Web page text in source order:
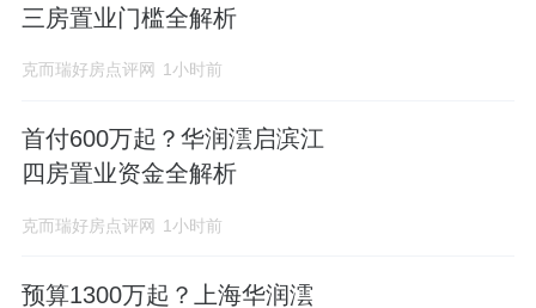
三房置业门槛全解析
克而瑞好房点评网 1小时前
首付600万起？华润澐启滨江
四房置业资金全解析
克而瑞好房点评网 1小时前
预算1300万起？上海华润澐